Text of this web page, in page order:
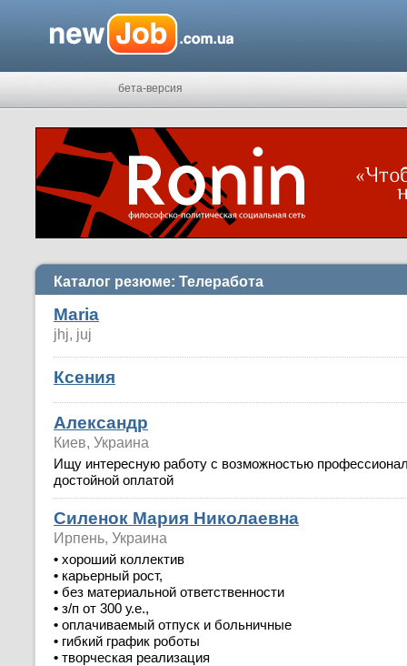
бета-версия
Каталог резюме: Телеработа
Maria
jhj, juj
Ксения
Александр
Киев, Украина
Ищу интересную работу с возможностью
достойной оплатой
Силенок Мария Николаевна
Ирпень, Украина
• хороший коллектив
• карьерный рост,
• без материальной ответственности
• з/п от 300 у.е.,
• оплачиваемый отпуск и больничные
• гибкий график роботы
• творческая реализация